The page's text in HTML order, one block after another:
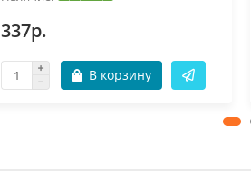
337р.
В корзину